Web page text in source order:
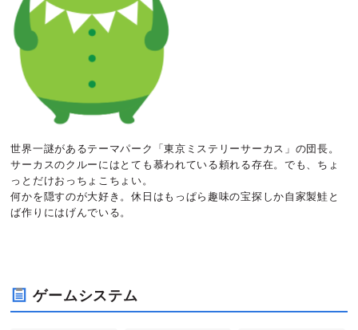
世界一謎があるテーマパーク「東京ミステリーサーカス」の団長。
サーカスのクルーにはとても慕われている頼れる存在。でも、ちょ
っとだけおっちょこちょい。
何かを隠すのが大好き。休日はもっぱら趣味の宝探しか自家製鮭と
ば作りにはげんでいる。
ゲームシステム